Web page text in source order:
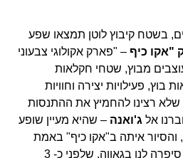
קיבוץ לוטן תמצאו שפע
כיף– "פארק אקולוגי צבעוני
מבוץ, שטחי חקלאות
פעילויות יצירה וחוויות
רצינו להחמיץ את ההתנסות
אלג'ואנה– שהיא מעיין שופע
איתה ב"אקו כיף" באמת
היה חוויה מזן שונה. ג'ואנה סיפרה לנו בגאווה, שלפני כ- 3